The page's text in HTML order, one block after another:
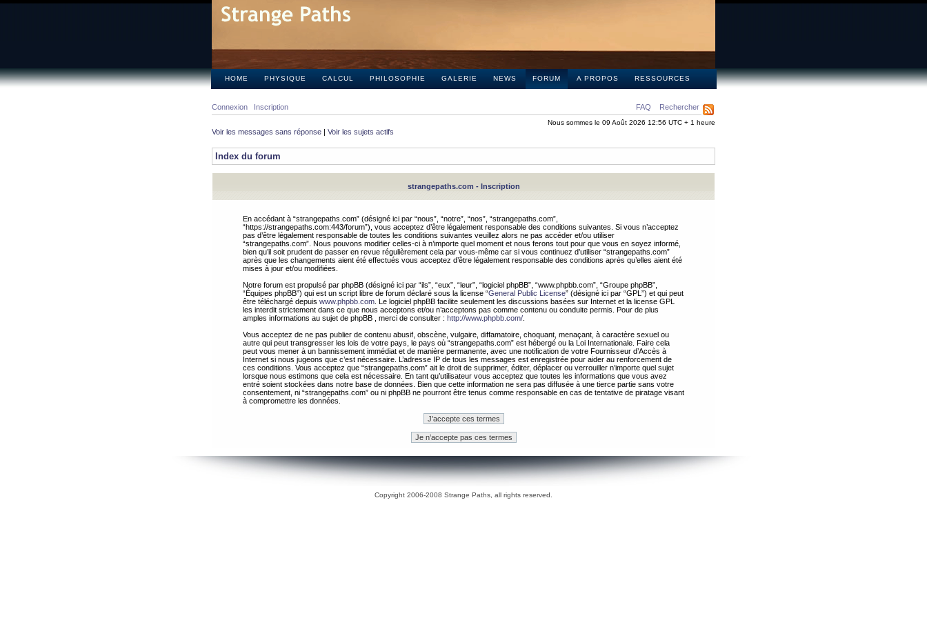
HOME PHYSIQUE CALCUL PHILOSOPHIE GALERIE NEWS FORUM A PROPOS RESSOURCES
FAQ Rechercher
Connexion Inscription
Nous sommes le 09 Août 2026 12:56 UTC + 1 heure
Voir les messages sans réponse | Voir les sujets actifs
Index du forum
strangepaths.com - Inscription
En accédant à “strangepaths.com” (désigné ici par “nous”, “notre”, “nos”, “strangepaths.com”,
“https://strangepaths.com:443/forum”), vous acceptez d’être légalement responsable des conditions suivantes. Si vous n’acceptez
pas d’être légalement responsable de toutes les conditions suivantes veuillez alors ne pas accéder et/ou utiliser
“strangepaths.com”. Nous pouvons modifier celles-ci à n’importe quel moment et nous ferons tout pour que vous en soyez informé,
bien qu’il soit prudent de passer en revue régulièrement cela par vous-même car si vous continuez d’utiliser “strangepaths.com”
après que les changements aient été effectués vous acceptez d’être légalement responsable des conditions après qu’elles aient été
mises à jour et/ou modifiées.
Notre forum est propulsé par phpBB (désigné ici par “ils”, “eux”, “leur”, “logiciel phpBB”, “www.phpbb.com”, “Groupe phpBB”,
“Équipes phpBB”) qui est un script libre de forum déclaré sous la license “General Public License” (désigné ici par “GPL”) et qui peut
être téléchargé depuis www.phpbb.com . Le logiciel phpBB facilite seulement les discussions basées sur Internet et la license GPL
les interdit strictement dans ce que nous acceptons et/ou n’acceptons pas comme contenu ou conduite permis. Pour de plus
amples informations au sujet de phpBB , merci de consulter : http://www.phpbb.com/
Vous acceptez de ne pas publier de contenu abusif, obscène, vulgaire, diffamatoire, choquant, menaçant, à caractère sexuel ou
autre qui peut transgresser les lois de votre pays, le pays où “strangepaths.com” est hébergé ou la Loi Internationale. Faire cela
peut vous mener à un bannissement immédiat et de manière permanente, avec une notification de votre Fournisseur d’Accès à
Internet si nous jugeons que c’est nécessaire. L’adresse IP de tous les messages est enregistrée pour aider au renforcement de
ces conditions. Vous acceptez que “strangepaths.com” ait le droit de supprimer, éditer, déplacer ou verrouiller n’importe quel sujet
lorsque nous estimons que cela est nécessaire. En tant qu’utilisateur vous acceptez que toutes les informations que vous avez
entré soient stockées dans notre base de données. Bien que cette information ne sera pas diffusée à une tierce partie sans votre
consentement, ni “strangepaths.com” ou ni phpBB ne pourront être tenus comme responsable en cas de tentative de piratage visant
à compromettre les données.
Copyright 2006-2008 Strange Paths, all rights reserved.